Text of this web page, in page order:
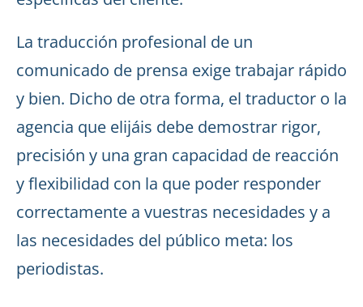
La traducción profesional de un
comunicado de prensa exige trabajar rápido
y bien. Dicho de otra forma, el traductor o la
agencia que elijáis debe demostrar rigor,
precisión y una gran capacidad de reacción
y flexibilidad con la que poder responder
correctamente a vuestras necesidades y a
las necesidades del público meta: los
periodistas.